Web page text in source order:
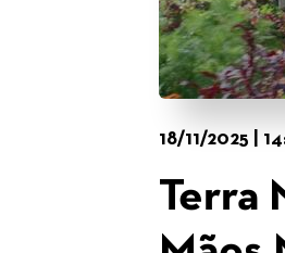
18/11/2025 |
Terra